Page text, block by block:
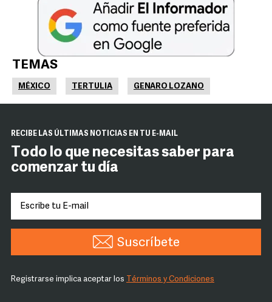
TEMAS
MÉXICO TERTULIA GENARO LOZANO
RECIBE LAS ÚLTIMAS NOTICIAS EN TU E-MAIL
Todo lo que necesitas saber para
comenzar tu día
Suscríbete
Registrarse implica aceptar los Términos y Condiciones